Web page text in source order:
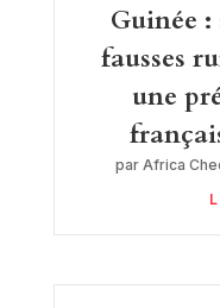
Guinée :
fausses
une
par Africa